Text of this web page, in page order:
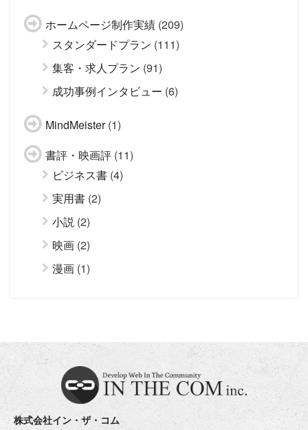
ホームページ制作実績 (209)
スタンダードプラン (111)
集客・求人プラン (91)
成功事例インタビュー (6)
MindMeister(1)
書評・映画評 (11)
ビジネス書 (4)
実用書 (2)
小説 (2)
映画 (2)
漫画 (1)
株式会社イン・ザ・コム